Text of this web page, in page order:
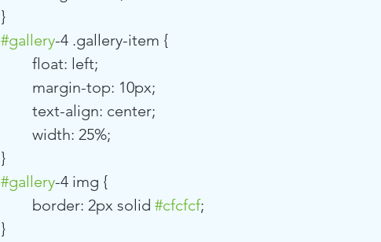
			}
#gallery-4 .gallery-item {
				float: left;
				margin-top: 10px;
				text-align: center;
				width: 25%;
			}
#gallery-4 img {
				border: 2px solid
#cfcfcf;
			}